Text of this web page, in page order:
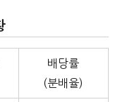
배당률
(분배율)